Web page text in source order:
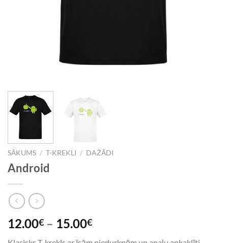
SĀKUMS / T-KREKLI / DAŽĀDI
Android
12.00€ – 15.00€